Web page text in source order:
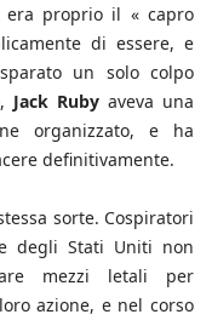
era proprio il « capro
di essere, e
un solo colpo
Jack Ruby aveva una
organizzato, e ha
definitivamente.
sorte. Cospiratori
degli Stati Uniti non
mezzi letali per
azione, e nel corso